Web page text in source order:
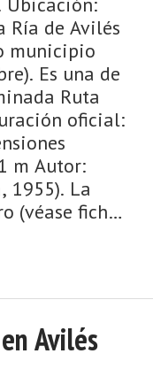
Ría de Avilés
municipio
Es una de
Ruta
oficial:
m Autor:
1955). La
(véase ficha)
Avilés